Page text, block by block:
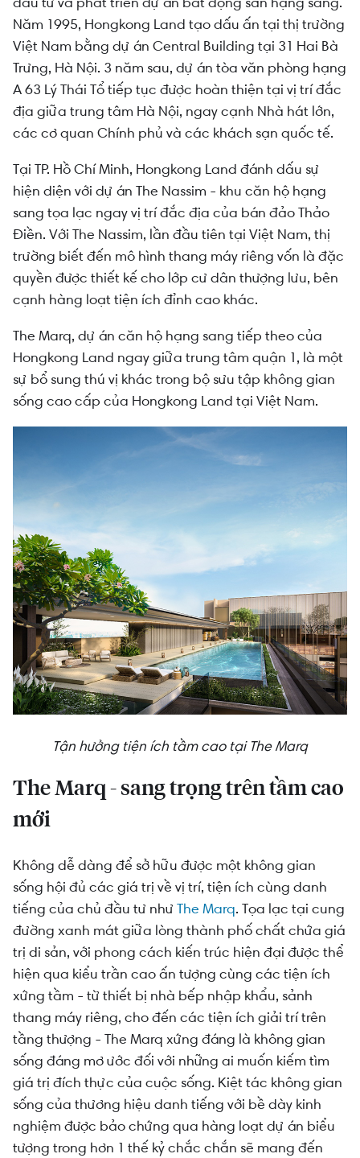
Năm 1995, Hongkong Land tạo dấu ấn tại thị trường
Việt Nam bằng dự án Central Building tại 31 Hai Bà
Trưng, Hà Nội. 3 năm sau, dự án tòa văn phòng hạng
A 63 Lý Thái Tổ tiếp tục được hoàn thiện tại vị trí đắc
địa giữa trung tâm Hà Nội, ngay cạnh Nhà hát lớn,
các cơ quan Chính phủ và các khách sạn quốc tế.
Tại TP. Hồ Chí Minh, Hongkong Land đánh dấu sự
hiện diện với dự án The Nassim - khu căn hộ hạng
sang tọa lạc ngay vị trí đắc địa của bán đảo Thảo
Điền. Với The Nassim, lần đầu tiên tại Việt Nam, thị
trường biết đến mô hình thang máy riêng vốn là đặc
quyền được thiết kế cho lớp cư dân thượng lưu, bên
cạnh hàng loạt tiện ích đỉnh cao khác.
The Marq, dự án căn hộ hạng sang tiếp theo của
Hongkong Land ngay giữa trung tâm quận 1, là một
sự bổ sung thú vị khác trong bộ sưu tập không gian
sống cao cấp của Hongkong Land tại Việt Nam.
Tận hưởng tiện ích tầm cao tại The Marq
The Marq - sang trọng trên tầm cao
mới
Không dễ dàng để sở hữu được một không gian
sống hội đủ các giá trị về vị trí, tiện ích cùng danh
tiếng của chủ đầu tư như The Marq. Tọa lạc tại cung
đường xanh mát giữa lòng thành phố chất chứa giá
trị di sản, với phong cách kiến trúc hiện đại được thể
hiện qua kiểu trần cao ấn tượng cùng các tiện ích
xứng tầm - từ thiết bị nhà bếp nhập khẩu, sảnh
thang máy riêng, cho đến các tiện ích giải trí trên
tầng thượng - The Marq xứng đáng là không gian
sống đáng mơ ước đối với những ai muốn kiếm tìm
giá trị đích thực của cuộc sống. Kiệt tác không gian
sống của thương hiệu danh tiếng với bề dày kinh
nghiệm được bảo chứng qua hàng loạt dự án biểu
tượng trong hơn 1 thế kỷ chắc chắn sẽ mang đến